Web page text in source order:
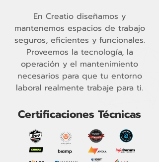
En Creatio diseñamos y
mantenemos espacios de trabajo
seguros, eficientes y funcionales.
Proveemos la tecnología, la
operación y el mantenimiento
necesarios para que tu entorno
laboral realmente trabaje para ti.
Certificaciones Técnicas